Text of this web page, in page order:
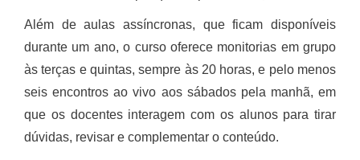
Além de aulas assíncronas, que ficam disponíveis
durante um ano, o curso oferece monitorias em grupo
às terças e quintas, sempre às 20 horas, e pelo menos
seis encontros ao vivo aos sábados pela manhã, em
que os docentes interagem com os alunos para tirar
dúvidas, revisar e complementar o conteúdo.